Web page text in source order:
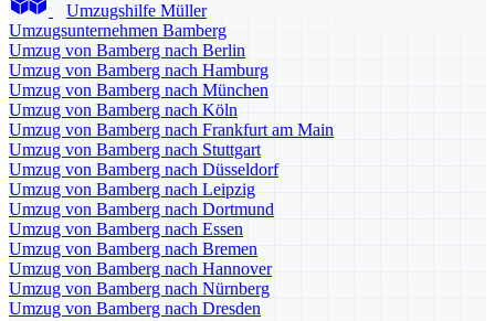
Umzugshilfe Müller
Umzugsunternehmen Bamberg
Umzug von Bamberg nach Berlin
Umzug von Bamberg nach Hamburg
Umzug von Bamberg nach München
Umzug von Bamberg nach Köln
Umzug von Bamberg nach Frankfurt am Main
Umzug von Bamberg nach Stuttgart
Umzug von Bamberg nach Düsseldorf
Umzug von Bamberg nach Leipzig
Umzug von Bamberg nach Dortmund
Umzug von Bamberg nach Essen
Umzug von Bamberg nach Bremen
Umzug von Bamberg nach Hannover
Umzug von Bamberg nach Nürnberg
Umzug von Bamberg nach Dresden